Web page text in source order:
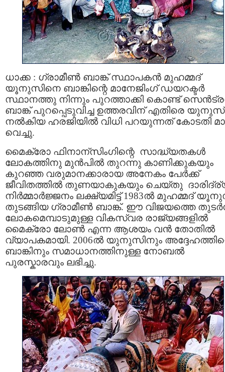
ധാക്ക : ഗ്രാമീണ്‍ ബാങ്ക് സ്ഥാപകന്‍ മുഹമ്മദ്‌
യൂനുസിനെ ബാങ്കിന്റെ മാനേജിംഗ് ഡയറക്ടര്‍
സ്ഥാനത്തു നിന്നും പുറത്താക്കി കൊണ്ട്
ബാങ്ക് പുറപ്പെടുവിച്ച ഉത്തരവിന് എതിരെ യുനുസ്‌
നല്‍കിയ ഹരജിയില്‍ വിധി പറയുന്നത് കോടതി
വെച്ചു.
മൈക്രോ ഫിനാന്സിംഗിന്റെ സാദ്ധ്യതകള്‍
ലോകത്തിനു മുന്‍പില്‍ തുറന്നു കാണിക്കുകയും
കുറഞ്ഞ വരുമാനക്കാരായ അനേകം പേര്‍ക്ക്
ജീവിതത്തില്‍ തുണയാകുകയും ചെയ്തു
നിര്‍മ്മാര്‍ജ്ജനം ലക്ഷ്യമിട്ട് 1983ല്‍ മുഹമ്മദ്‌
തുടങ്ങിയ ഗ്രാമീണ്‍ ബാങ്ക്. ഈ വിജയത്തെ
ലോകമെമ്പാടുമുള്ള വികസ്വര രാജ്യങ്ങളില്‍
മൈക്രോ ലോണ്‍ എന്ന ആശയം വന്‍ തോതില്‍
വ്യാപകമായി. 2006ല്‍ യുനുസിനും
ബാങ്കിനും സമാധാനത്തിനുള്ള നോബല്‍
പുരസ്കാരവും ലഭിച്ചു.